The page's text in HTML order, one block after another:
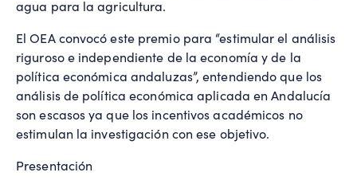
agua para la agricultura.
El OEA convocó este premio para “estimular el análisis
riguroso e independiente de la economía y de la
política económica andaluzas”, entendiendo que los
análisis de política económica aplicada en Andalucía
son escasos ya que los incentivos académicos no
estimulan la investigación con ese objetivo.
Presentación